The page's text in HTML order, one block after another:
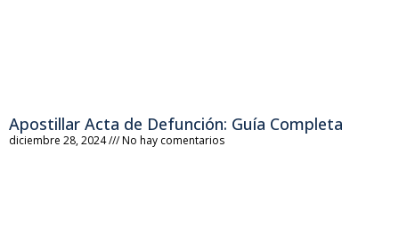
Apostillar Acta de Defunción: Guía Completa
diciembre 28, 2024 No hay comentarios